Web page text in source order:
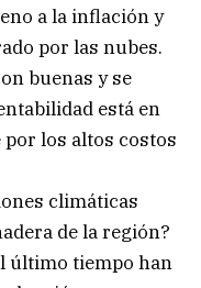
a la inflación y
por las nubes.
buenas y se
está en
los altos costos
climáticas
de la región?
último tiempo han